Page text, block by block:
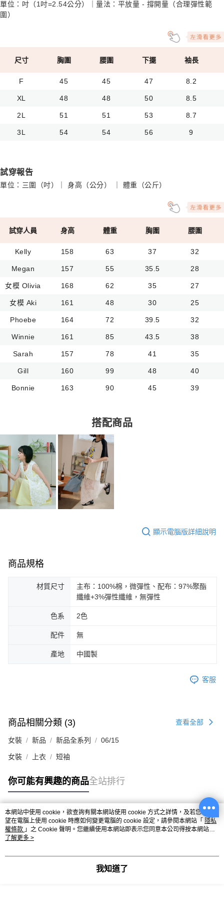
單位：吋（1吋=2.54公分）｜量法：平放量 - 撐開量（合理彈性範
圍）
尺寸 胸圍 腰圍 下擺 袖長
F 45 45 47 8.2
XL 48 48 50 8.5
2L 51 51 53 8.7
3L 54 54 56 9
試穿報告
單位：三圍（吋）｜ 身高（公分） ｜ 體重（公斤）
試穿人員 身高 體重 胸圍 腰圍
Kelly 158 63 37 32
Megan 157 55 35.5 28
女模 Olivia 168 62 35 27
女模 Aki 161 48 30 25
Phoebe 164 72 39.5 32
Winnie 161 85 43.5 38
Sarah 157 78 41 35
Gill 160 99 48 40
Bonnie 163 90 45 39
搭配商品
顯示電腦版詳細說明
商品規格
材質尺寸
主布：100%棉，微彈性、配布：97%聚酯
纖維+3%彈性纖維，無彈性
色系 2色
配件 無
產地 中國製
客服
商品相關分類 (3) 查看全部
女裝 新品 新品全系列 06/15
女裝 上衣 短袖
你可能有興趣的商品全站排行
熱門標籤
本網站中使用 cookie，欲查詢有關本網站使用 cookie 方式之詳情，及若您不希
望在電腦上使用 cookie 時應如何變更電腦的 cookie 設定，請參閱本網站「 隱私
權條款 」之 Cookie 聲明。您繼續使用本網站即表示您同意本公司得按本網站使
用條款之 Cookie 聲明使用 cookie。
了解更多 >
我知道了